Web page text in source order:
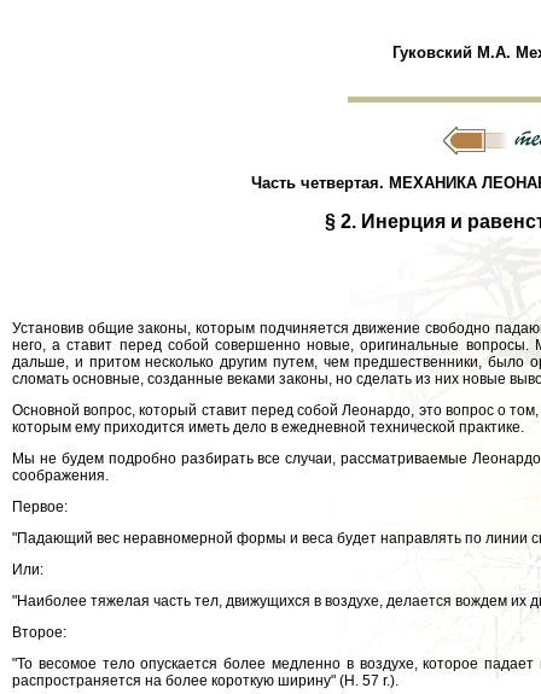
Гуковский М.А.
Часть четвертая. МЕХАНИКА
§ 2. Инерция и
Установив общие законы, которым подчиняется движение свободно
него, а ставит перед собой совершенно новые, оригинальные
дальше, и притом несколько другим путем, чем предшественники, было
сломать основные, созданные веками законы, но сделать из них новые
Основной вопрос, который ставит перед собой Леонардо, это вопрос о
которым ему приходится иметь дело в ежедневной технической практике.
Мы не будем подробно разбирать все случаи, рассматриваемые
соображения.
Первое:
"Падающий вес неравномерной формы и веса будет направлять по линии
Или:
"Наиболее тяжелая часть тел, движущихся в воздухе, делается вождем их
Второе:
"То весомое тело опускается более медленно в воздухе, которое
распространяется на более короткую ширину" (Н. 57 r.).